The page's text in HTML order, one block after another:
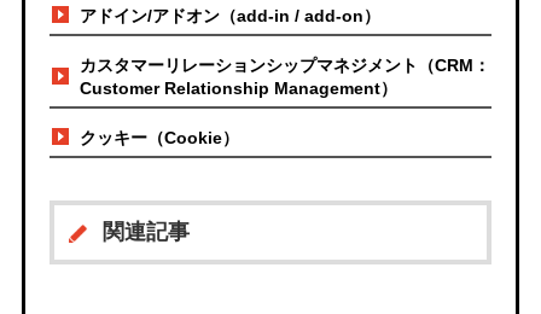
アドイン/アドオン（add-in / add-on）
カスタマーリレーションシップマネジメント（CRM：
Customer Relationship Management）
クッキー（Cookie）
関連記事